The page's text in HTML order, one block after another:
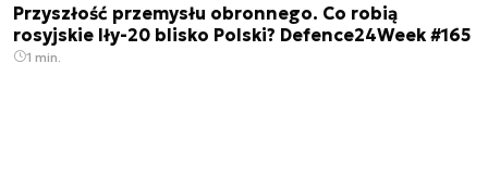
Przyszłość przemysłu obronnego. Co robią
rosyjskie Iły-20 blisko Polski? Defence24Week #165
1 min.